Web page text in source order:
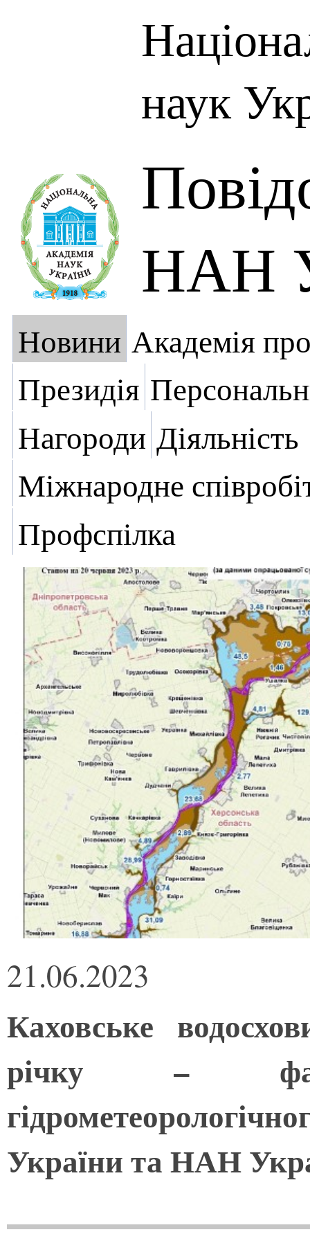
наук
НАН
Новини Академія
Президія
Нагороди Діяльність
Міжнародне
Профспілка
21.06.2023
Каховське
річку –
України та НАН